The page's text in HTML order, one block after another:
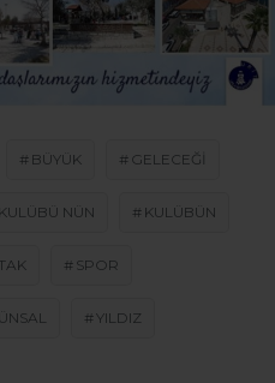
BÜYÜK GELECEĞI
KULÜBÜ NÜN KULÜBÜN
SPOR
ÜNSAL YILDIZ